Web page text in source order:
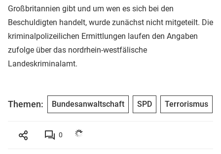
Großbritannien gibt und um wen es sich bei den
Beschuldigten handelt, wurde zunächst nicht mitgeteilt. Die
kriminalpolizeilichen Ermittlungen laufen den Angaben
zufolge über das nordrhein-westfälische
Landeskriminalamt.
Themen: Bundesanwaltschaft SPD Terrorismus
0